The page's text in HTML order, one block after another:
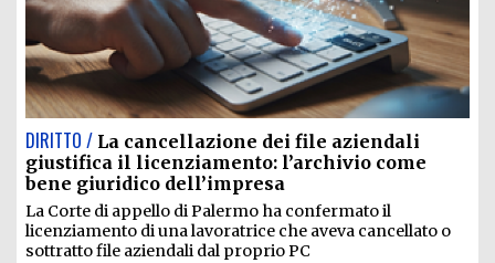
DIRITTO / La cancellazione dei file aziendali
giustifica il licenziamento: l’archivio come
bene giuridico dell’impresa
La Corte di appello di Palermo ha confermato il
licenziamento di una lavoratrice che aveva cancellato o
sottratto file aziendali dal proprio PC